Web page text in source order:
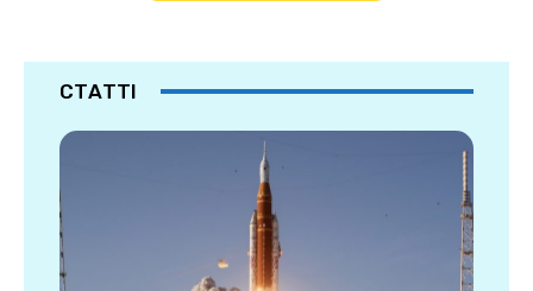
СТАТТІ